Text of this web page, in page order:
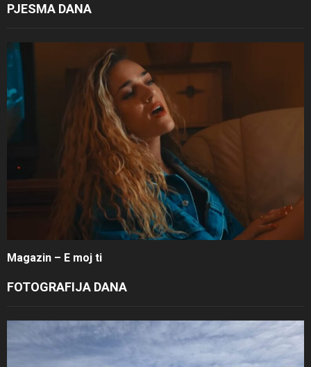
PJESMA DANA
Magazin – E moj ti
FOTOGRAFIJA DANA